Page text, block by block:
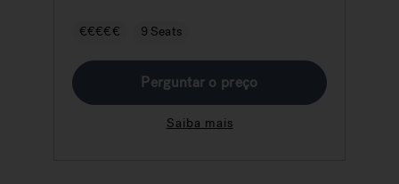
€€€€€ 9 Seats
Perguntar o preço
Saiba mais